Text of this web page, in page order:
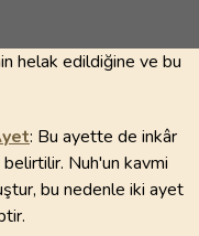
helak edildiğine ve bu
: Bu ayette de inkâr
belirtilir. Nuh'un kavmi
bu nedenle iki ayet